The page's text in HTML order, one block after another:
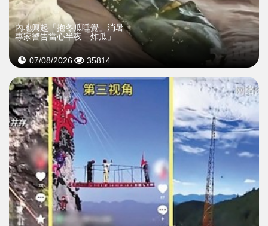
內地興起「抱冬瓜睡覺」消暑
專家警告當心半夜「炸瓜」
07/08/2026 35814